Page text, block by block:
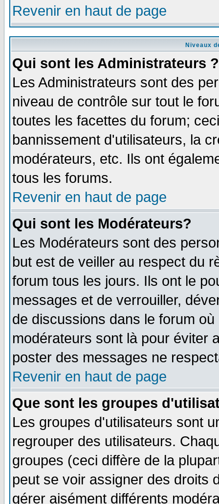
Revenir en haut de page
Niveaux
Qui sont les Administrateurs ?
Les Administrateurs sont des
niveau de contrôle sur tout le
toutes les facettes du forum;
bannissement d'utilisateurs, la
modérateurs, etc. Ils ont
tous les forums.
Revenir en haut de page
Qui sont les Modérateurs?
Les Modérateurs sont des
but est de veiller au respect du
forum tous les jours. Ils ont le
messages et de verrouiller,
de discussions dans le forum
modérateurs sont là pour éviter
poster des messages ne
Revenir en haut de page
Que sont les groupes
Les groupes d'utilisateurs sont
regrouper des utilisateurs.
groupes (ceci diffère de la
peut se voir assigner des droits
gérer aisément différents